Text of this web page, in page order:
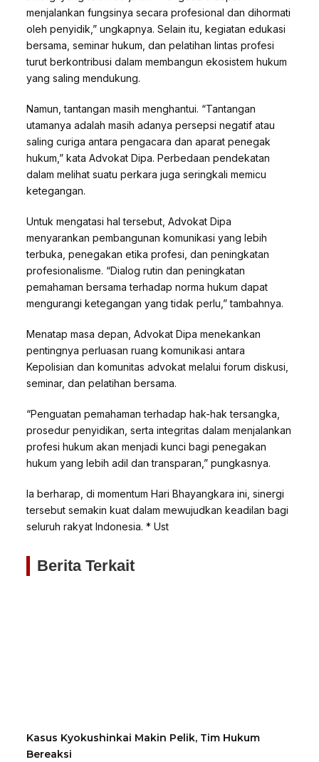
menjalankan fungsinya secara profesional dan dihormati
oleh penyidik,” ungkapnya. Selain itu, kegiatan edukasi
bersama, seminar hukum, dan pelatihan lintas profesi
turut berkontribusi dalam membangun ekosistem hukum
yang saling mendukung.
Namun, tantangan masih menghantui. “Tantangan
utamanya adalah masih adanya persepsi negatif atau
saling curiga antara pengacara dan aparat penegak
hukum,” kata Advokat Dipa. Perbedaan pendekatan
dalam melihat suatu perkara juga seringkali memicu
ketegangan.
Untuk mengatasi hal tersebut, Advokat Dipa
menyarankan pembangunan komunikasi yang lebih
terbuka, penegakan etika profesi, dan peningkatan
profesionalisme. “Dialog rutin dan peningkatan
pemahaman bersama terhadap norma hukum dapat
mengurangi ketegangan yang tidak perlu,” tambahnya.
Menatap masa depan, Advokat Dipa menekankan
pentingnya perluasan ruang komunikasi antara
Kepolisian dan komunitas advokat melalui forum diskusi,
seminar, dan pelatihan bersama.
“Penguatan pemahaman terhadap hak-hak tersangka,
prosedur penyidikan, serta integritas dalam menjalankan
profesi hukum akan menjadi kunci bagi penegakan
hukum yang lebih adil dan transparan,” pungkasnya.
Ia berharap, di momentum Hari Bhayangkara ini, sinergi
tersebut semakin kuat dalam mewujudkan keadilan bagi
seluruh rakyat Indonesia. * Ust
Berita Terkait
Kasus Kyokushinkai Makin Pelik, Tim Hukum
Bereaksi